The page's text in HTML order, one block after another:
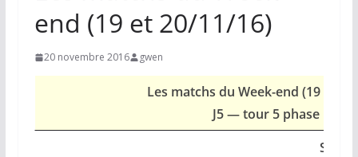
end (19 et 20/11/16)
20 novembre 2016 gwen
Les matchs du Week-end (19 et
J5 — tour 5 phase 1